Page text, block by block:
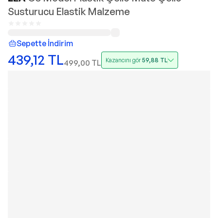
Susturucu Elastik Malzeme
Sepette İndirim
439,12 TL499,00 TL Kazancını gör59,88 TL